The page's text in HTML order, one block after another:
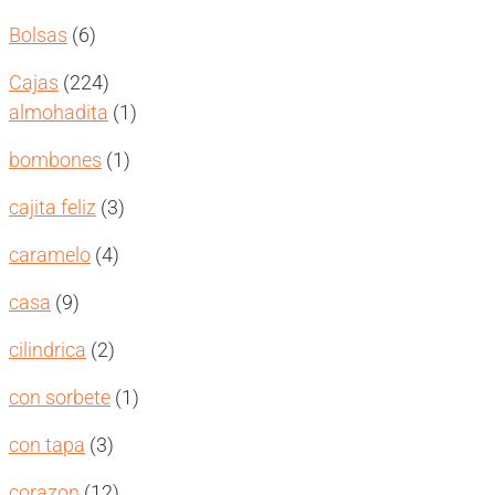
Bolsas 66
Cajas 224224
productos
almohadita 11
bombones 11
cajita feliz 33
caramelo 44
casa 99
cilindrica 22
con sorbete 11
con tapa 33